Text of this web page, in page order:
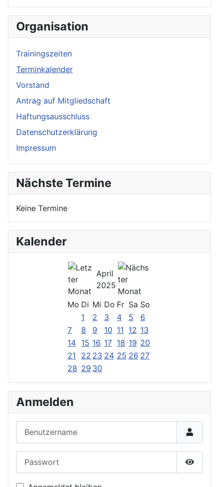
Organisation
Trainingszeiten
Terminkalender
Vorstand
Antrag auf Mitgliedschaft
Haftungsausschluss
Datenschutzerklärung
Impressum
Nächste Termine
Keine Termine
Kalender
April
2025
Mo Di Mi Do Fr Sa So
1
2 3 4 5
6
7
8 9 10 11 12 13
14 15 16 17 18 19 20
21
22 23 24 25 26 27
28 29 30
Anmelden